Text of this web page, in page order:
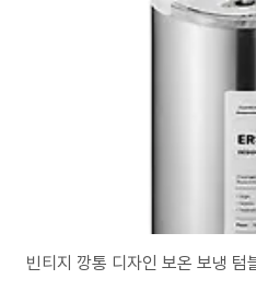
파 캠핑 등산 법랑 머그컵 캠핑컵 350ml :
빈티지 깡통 디자인 보온 보냉 텀